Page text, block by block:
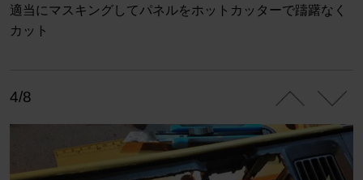
適当にマスキングしてパネルをホットカッターで躊躇なく
カット
4/8